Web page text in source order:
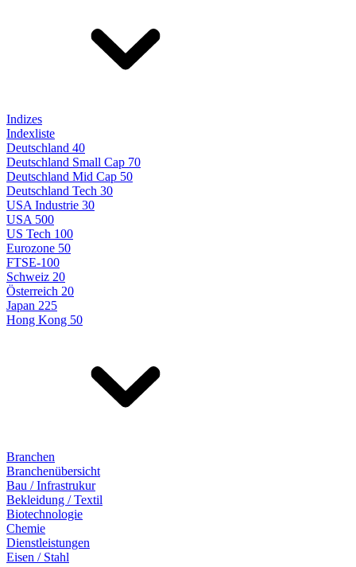
Indizes
Indexliste
Deutschland 40
Deutschland Small Cap 70
Deutschland Mid Cap 50
Deutschland Tech 30
USA Industrie 30
USA 500
US Tech 100
Eurozone 50
FTSE-100
Schweiz 20
Österreich 20
Japan 225
Hong Kong 50
Branchen
Branchenübersicht
Bau / Infrastrukur
Bekleidung / Textil
Biotechnologie
Chemie
Dienstleistungen
Eisen / Stahl